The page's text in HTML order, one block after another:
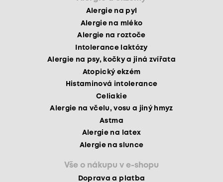
Alergie na pyl
Alergie na mléko
Alergie na roztoče
Intolerance laktózy
Alergie na psy, kočky a jiná zvířata
Atopický ekzém
Histaminová intolerance
Celiakie
Alergie na včelu, vosu a jiný hmyz
Astma
Alergie na latex
Alergie na slunce
Vše o nákupu v e-shopu
Doprava a platba